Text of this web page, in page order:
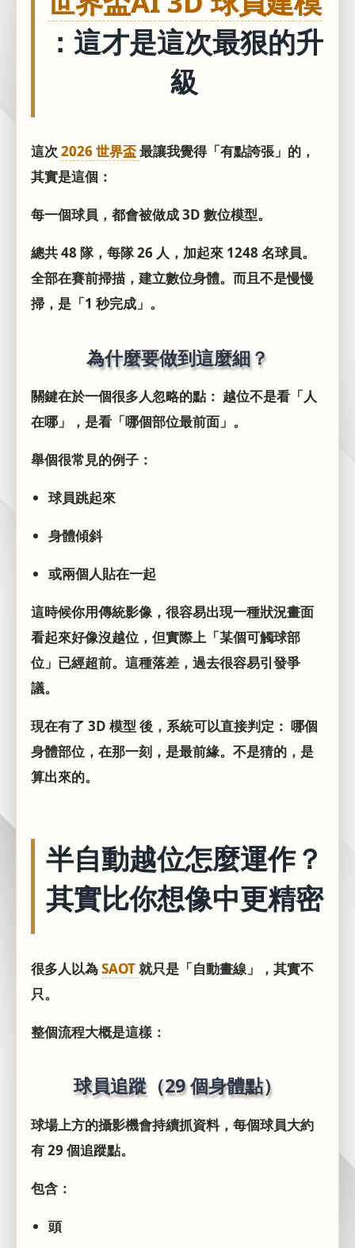
：這才是這次最狠的升
級
這次 2026 世界盃最讓我覺得「有點誇張」的，
其實是這個：
每一個球員，都會被做成 3D 數位模型。
總共 48 隊，每隊 26 人，加起來 1248 名球員。
全部在賽前掃描，建立數位身體。而且不是慢慢
掃，是「1 秒完成」。
為什麼要做到這麼細？
關鍵在於一個很多人忽略的點： 越位不是看「人
在哪」，是看「哪個部位最前面」。
舉個很常見的例子：
球員跳起來
身體傾斜
或兩個人貼在一起
這時候你用傳統影像，很容易出現一種狀況畫面
看起來好像沒越位，但實際上「某個可觸球部
位」已經超前。這種落差，過去很容易引發爭
議。
現在有了 3D 模型 後，系統可以直接判定： 哪個
身體部位，在那一刻，是最前緣。不是猜的，是
算出來的。
半自動越位怎麼運作？
其實比你想像中更精密
很多人以為SAOT就只是「自動畫線」，其實不
只。
整個流程大概是這樣：
球員追蹤（29 個身體點）
球場上方的攝影機會持續抓資料，每個球員大約
有 29 個追蹤點。
包含：
頭